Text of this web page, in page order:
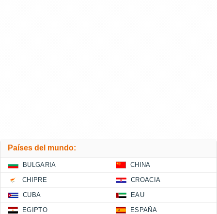
Países del mundo:
BULGARIA CHINA
CHIPRE CROACIA
CUBA EAU
EGIPTO ESPAÑA